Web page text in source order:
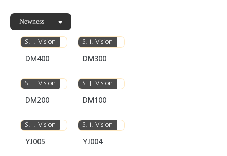
Newness
S. I. Vision
DM400
S. I. Vision
DM300
S. I. Vision
DM200
S. I. Vision
DM100
S. I. Vision
YJ005
S. I. Vision
YJ004